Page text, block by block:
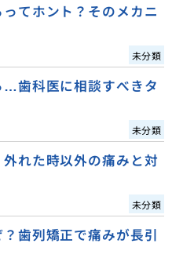
てホント？そのメカニ
未分類
歯科医に相談すべきタ
未分類
れた時以外の痛みと対
未分類
？歯列矯正で痛みが長引